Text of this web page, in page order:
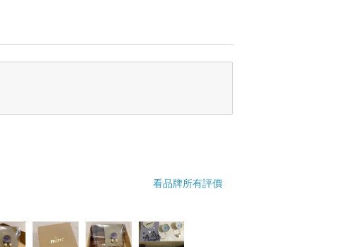
看品牌所有評價